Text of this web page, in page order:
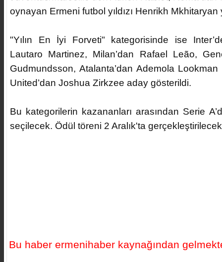
oynayan Ermeni futbol yıldızı Henrikh Mkhitaryan
"Yılın En İyi Forveti" kategorisinde ise
Lautaro Martinez, Milan’dan Rafael Leão,
Gudmundsson, Atalanta’dan Ademola
United’dan Joshua Zirkzee aday gösterildi.
Bu kategorilerin kazananları arasından Serie
seçilecek. Ödül töreni 2 Aralık'ta
Bu haber ermenihaber kaynağından